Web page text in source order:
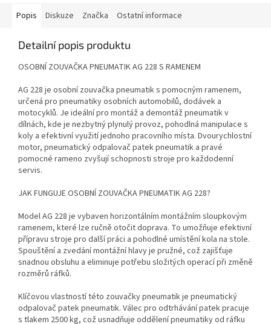
Popis Diskuze Značka Ostatní informace
Detailní popis produktu
OSOBNÍ ZOUVAČKA PNEUMATIK AG 228 S RAMENEM
AG 228 je osobní zouvačka pneumatik s pomocným ramenem,
určená pro pneumatiky osobních automobilů, dodávek a
motocyklů. Je ideální pro montáž a demontáž pneumatik v
dílnách, kde je nezbytný plynulý provoz, pohodlná manipulace s
koly a efektivní využití jednoho pracovního místa. Dvourychlostní
motor, pneumatický odpalovač patek pneumatik a pravé
pomocné rameno zvyšují schopnosti stroje pro každodenní
servis.
JAK FUNGUJE OSOBNÍ ZOUVAČKA PNEUMATIK AG 228?
Model AG 228 je vybaven horizontálním montážním sloupkovým
ramenem, které lze ručně otočit doprava. To umožňuje efektivní
přípravu stroje pro další práci a pohodlné umístění kola na stole.
Spouštění a zvedání montážní hlavy je pružné, což zajišťuje
snadnou obsluhu a eliminuje potřebu složitých operací při změně
rozměrů ráfků.
Klíčovou vlastností této zouvačky pneumatik je pneumatický
odpalovač patek pneumatik. Válec pro odtrhávání patek pracuje
s tlakem 2500 kg, což usnadňuje oddělení pneumatiky od ráfku